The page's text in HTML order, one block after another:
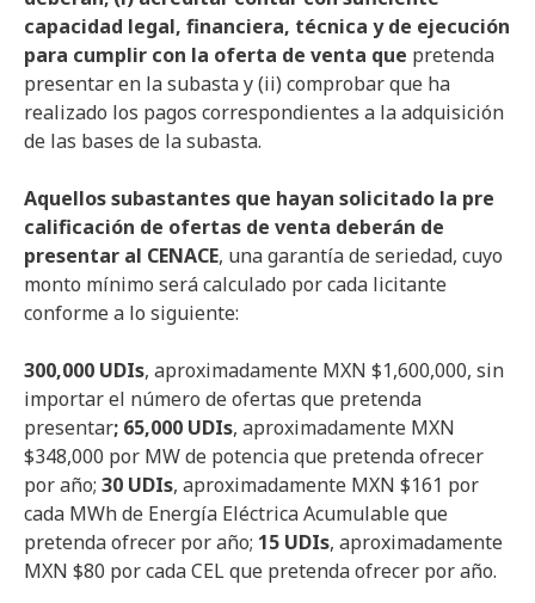
capacidad legal, financiera, técnica y de ejecución
para cumplir con la oferta de venta que pretenda
presentar en la subasta y (ii) comprobar que ha
realizado los pagos correspondientes a la adquisición
de las bases de la subasta.
Aquellos subastantes que hayan solicitado la pre
calificación de ofertas de venta deberán de
presentar al CENACE, una garantía de seriedad, cuyo
monto mínimo será calculado por cada licitante
conforme a lo siguiente:
300,000 UDIs, aproximadamente MXN $1,600,000, sin
importar el número de ofertas que pretenda
presentar; 65,000 UDIs, aproximadamente MXN
$348,000 por MW de potencia que pretenda ofrecer
por año; 30 UDIs, aproximadamente MXN $161 por
cada MWh de Energía Eléctrica Acumulable que
pretenda ofrecer por año; 15 UDIs, aproximadamente
MXN $80 por cada CEL que pretenda ofrecer por año.